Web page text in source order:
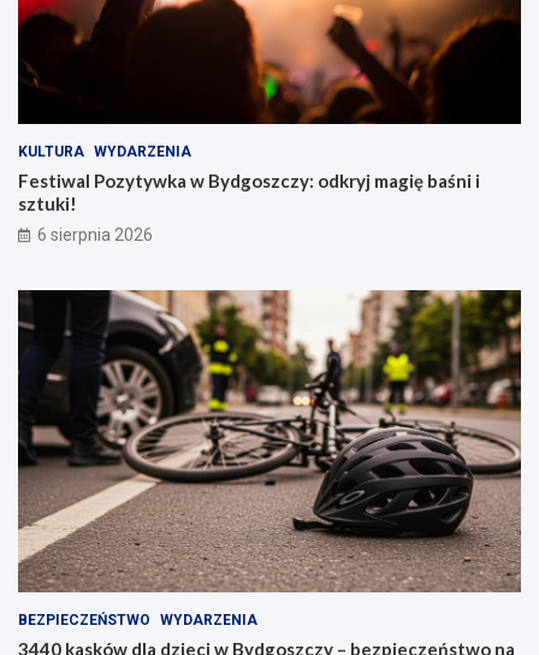
KULTURA WYDARZENIA
Festiwal Pozytywka w Bydgoszczy: odkryj magię baśni i
sztuki!
6 sierpnia 2026
BEZPIECZEŃSTWO WYDARZENIA
3440 kasków dla dzieci w Bydgoszczy – bezpieczeństwo na